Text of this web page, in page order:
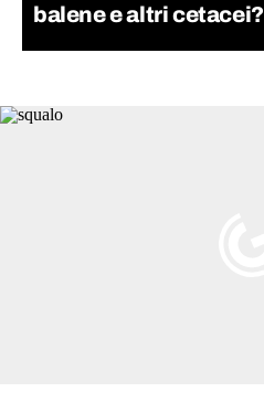
balene e altri cetacei?